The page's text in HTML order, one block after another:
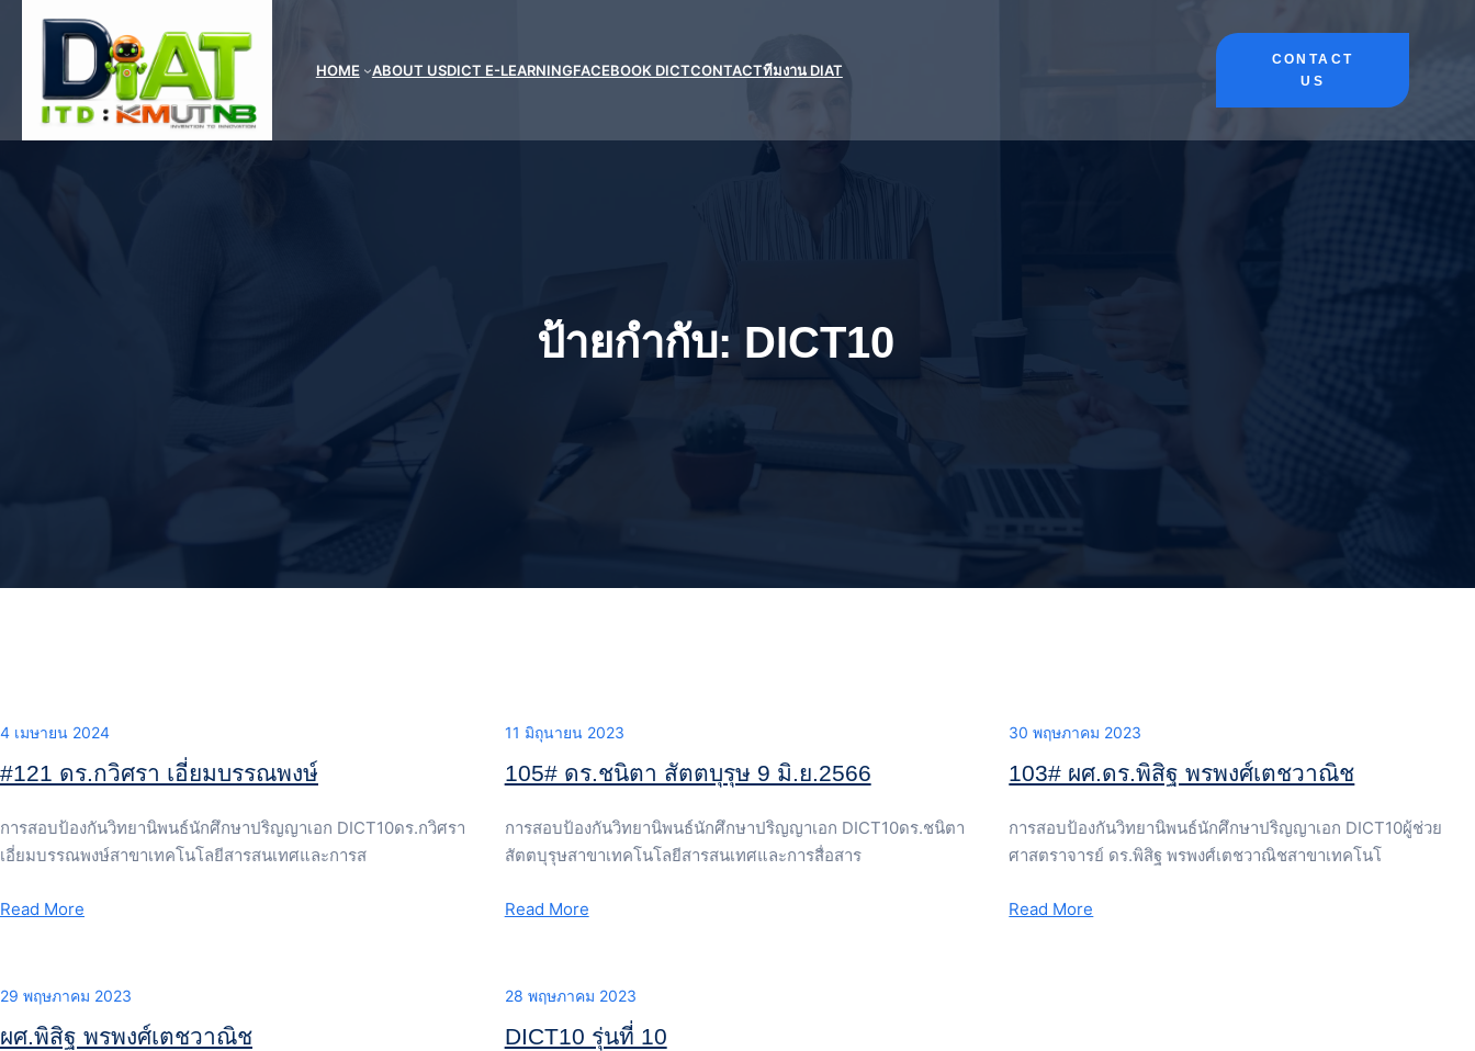
เนื้อหา
HOME ABOUT USDICT E-LEARNINGFACEBOOK DICTCONTACTทีมงาน DIAT
CONTACT
US
ป้ายกำกับ: DICT10
4 เมษายน 2024
#121 ดร.กวิศรา เอี่ยมบรรณพงษ์
การสอบป้องกันวิทยานิพนธ์นักศึกษาปริญญาเอก DICT10ดร.กวิศรา
เอี่ยมบรรณพงษ์สาขาเทคโนโลยีสารสนเทศและการส
Read More
11 มิถุนายน 2023
105# ดร.ชนิตา สัตตบุรุษ 9 มิ.ย.2566
การสอบป้องกันวิทยานิพนธ์นักศึกษาปริญญาเอก DICT10ดร.ชนิตา
สัตตบุรุษสาขาเทคโนโลยีสารสนเทศและการสื่อสาร
Read More
30 พฤษภาคม 2023
103# ผศ.ดร.พิสิฐ พรพงศ์เตชวาณิช
การสอบป้องกันวิทยานิพนธ์นักศึกษาปริญญาเอก DICT10ผู้ช่วย
ศาสตราจารย์ ดร.พิสิฐ พรพงศ์เตชวาณิชสาขาเทคโนโ
Read More
29 พฤษภาคม 2023
ผศ.พิสิฐ พรพงศ์เตชวาณิช
28 พฤษภาคม 2023
DICT10 รุ่นที่ 10